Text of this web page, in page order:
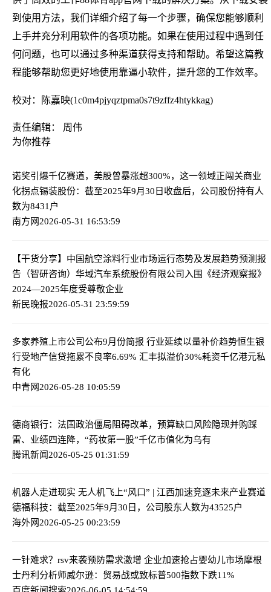
到使用方法，我们详细介绍了每一个步骤，确保您能够顺利
上手并充分利用软件的各项功能。如果在使用过程中遇到任
何问题，也可以通过多种渠道获得支持和帮助。希望这篇教
程能够帮助您更好地使用靠逼小软件，提升您的工作效率。
校对：陈嘉映(1c0m4pjyqztpma0s7t9zffz4htykkag)
责任编辑： 周伟
为你推荐
诺奖引爆千亿赛道，美股曾暴涨超300%，这一领域正闯关商业
化拐点锡装股份：截至2025年9月30日收盘后，公司股份持有人
数为8431户
南方网2026-05-31 16:53:59
【干货分享】中国航空涂料行业市场运行态势及发展趋势预测报
告（智研咨询） 华域汽车系统股份有限公司入围《经济观察报》
2024—2025年度受尊敬企业
新民晚报2026-05-31 23:59:59
多家养殖上市公司公布9月份简报 行业延续以量补价趋势恒生银
行受地产信贷拖累不良率6.69% 汇丰拟溢价30%耗资千亿港元私
有化
中青网2026-05-28 10:05:59
德商银行：法国政治僵局阻碍改革，预算缺口风险隐现并购踩
雷、业绩四连降，“药妆第一股”千亿市值化为乌有
腾讯新闻2026-05-25 01:31:59
机器人走进现实 无人机飞上“风口” | 江西加速竞逐未来产业赛道
德福科技：截至2025年9月30日，公司股东人数为43525户
海外网2026-05-25 00:23:59
一针难求？rsv来袭预防需求激增 企业加速抢占婴幼儿市场摩根
士丹利分析师威尔逊：贸易战或致标普500指数下跌11%
百度新闻搜索2026-06-05 14:54:59